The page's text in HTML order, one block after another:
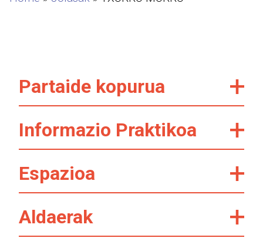
Partaide kopurua
Informazio Praktikoa
Espazioa
Aldaerak